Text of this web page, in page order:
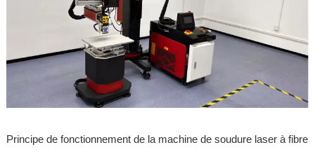
Principe de fonctionnement de la machine de soudure laser à fibre